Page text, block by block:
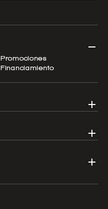
Promociones
Financiamiento